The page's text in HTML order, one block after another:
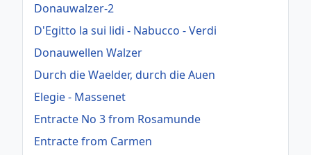
Donauwalzer-2
D'Egitto la sui lidi - Nabucco - Verdi
Donauwellen Walzer
Durch die Waelder, durch die Auen
Elegie - Massenet
Entracte No 3 from Rosamunde
Entracte from Carmen